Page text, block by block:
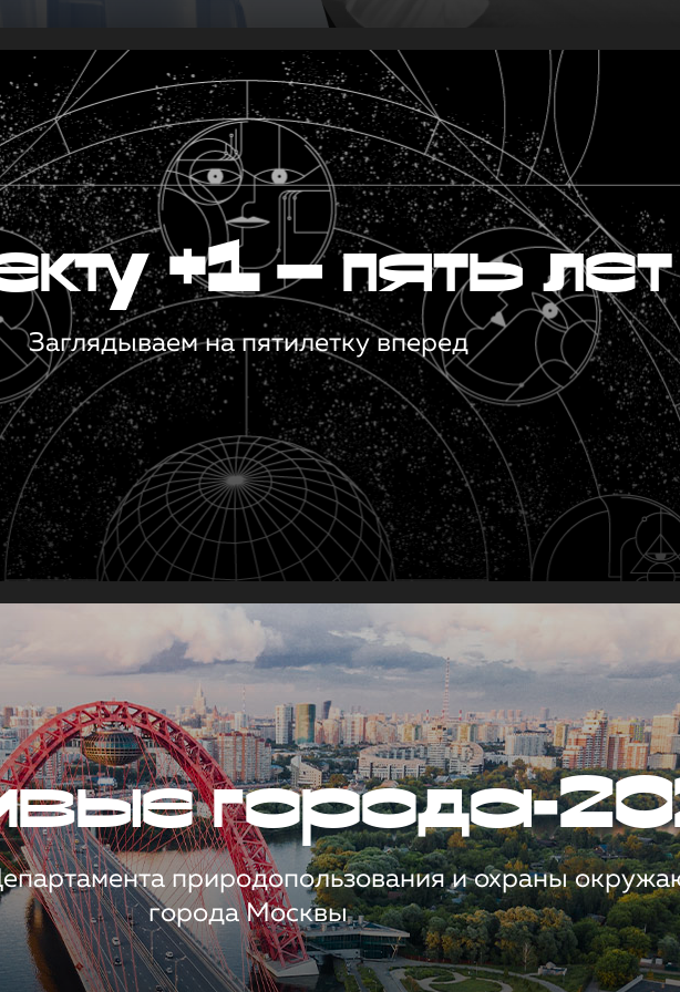
+1 — пять лет
Заглядываем на пятилетку вперед
города-
природопользования и охраны
города Москвы